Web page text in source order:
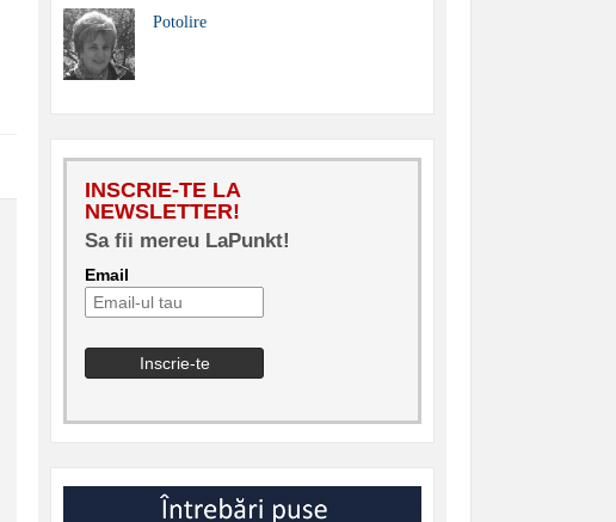
Potolire
INSCRIE-TE LA
NEWSLETTER!
Sa fii mereu LaPunkt!
Email